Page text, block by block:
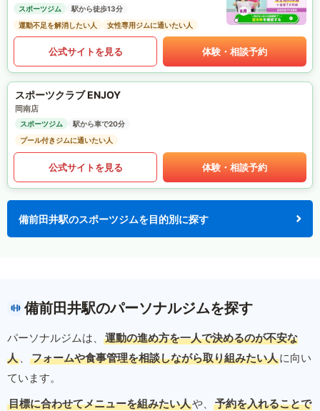
スポーツジム
駅から徒歩13分
運動不足を解消したい人
女性専用ジムに通いたい人
公式サイトを見る 体験・相談予約
スポーツクラブ ENJOY
岡南店
スポーツジム
駅から車で20分
プール付きジムに通いたい人
公式サイトを見る 体験・相談予約
備前田井駅のスポーツジムを目的別に探す
備前田井駅のパーソナルジムを探す
パーソナルジムは、
運動の進め方を一人で決めるのが不安な
人 、 フォームや食事管理を相談しながら取り組みたい人に向い
ています。
目標に合わせてメニューを組みたい人や、 予約を入れることで